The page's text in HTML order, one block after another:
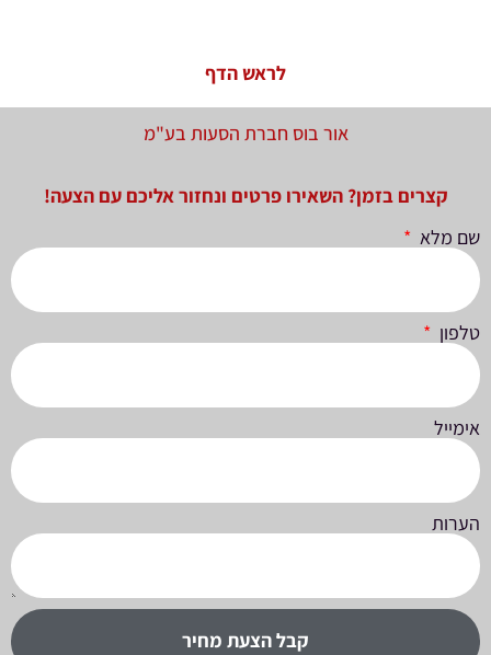
לראש הדף
אור בוס חברת הסעות בע"מ
קצרים בזמן? השאירו פרטים ונחזור אליכם עם הצעה!
שם מלא
טלפון
אימייל
הערות
קבל הצעת מחיר